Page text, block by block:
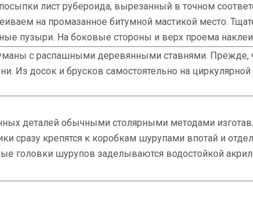
лист рубероида, вырезанный в точном
на промазанное битумной мастикой место.
пузыри. На боковые стороны и верх проема
с распашными деревянными ставнями. Прежде,
Из досок и брусков самостоятельно на
деталей обычными столярными методами
сразу крепятся к коробкам шурупами впотай и
головки шурупов заделываются водостойкой